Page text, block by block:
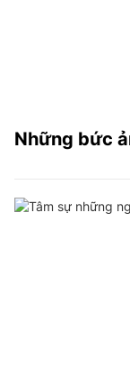
Những bức